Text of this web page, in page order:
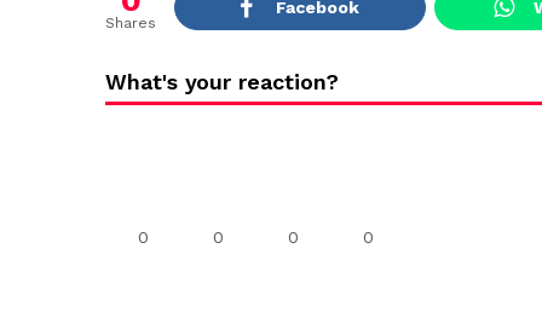
Shares
Facebook
What's your reaction?
0 0 0 0